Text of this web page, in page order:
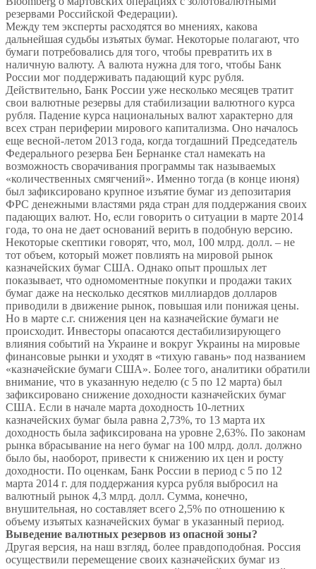
резервами Российской Федерации).
Между тем эксперты расходятся во мнениях, какова
дальнейшая судьбы изъятых бумаг. Некоторые полагают, что
бумаги потребовались для того, чтобы превратить их в
наличную валюту. А валюта нужна для того, чтобы Банк
России мог поддерживать падающий курс рубля.
Действительно, Банк России уже несколько месяцев тратит
свои валютные резервы для стабилизации валютного курса
рубля. Падение курса национальных валют характерно для
всех стран периферии мирового капитализма. Оно началось
еще весной-летом 2013 года, когда тогдашний Председатель
Федерального резерва Бен Бернанке стал намекать на
возможность сворачивания программы так называемых
«количественных смягчений». Именно тогда (в конце июня)
был зафиксировано крупное изъятие бумаг из депозитария
ФРС денежными властями ряда стран для поддержания своих
падающих валют. Но, если говорить о ситуации в марте 2014
года, то она не дает оснований верить в подобную версию.
Некоторые скептики говорят, что, мол, 100 млрд. долл. – не
тот объем, который может повлиять на мировой рынок
казначейских бумаг США. Однако опыт прошлых лет
показывает, что одномоментные покупки и продажи таких
бумаг даже на несколько десятков миллиардов долларов
приводили в движение рынок, повышая или понижая цены.
Но в марте с.г. снижения цен на казначейские бумаги не
происходит. Инвесторы опасаются дестабилизирующего
влияния событий на Украине и вокруг Украины на мировые
финансовые рынки и уходят в «тихую гавань» под названием
«казначейские бумаги США». Более того, аналитики обратили
внимание, что в указанную неделю (с 5 по 12 марта) был
зафиксировано снижение доходности казначейских бумаг
США. Если в начале марта доходность 10-летних
казначейских бумаг была равна 2,73%, то 13 марта их
доходность была зафиксирована на уровне 2,63%. По законам
рынка вбрасывание на него бумаг на 100 млрд. долл. должно
было бы, наоборот, привести к снижению их цен и росту
доходности. По оценкам, Банк России в период с 5 по 12
марта 2014 г. для поддержания курса рубля выбросил на
валютный рынок 4,3 млрд. долл. Сумма, конечно,
внушительная, но составляет всего 2,5% по отношению к
объему изъятых казначейских бумаг в указанный период.
Выведение валютных резервов из опасной зоны?
Другая версия, на наш взгляд, более правдоподобная. Россия
осуществили перемещение своих казначейских бумаг из